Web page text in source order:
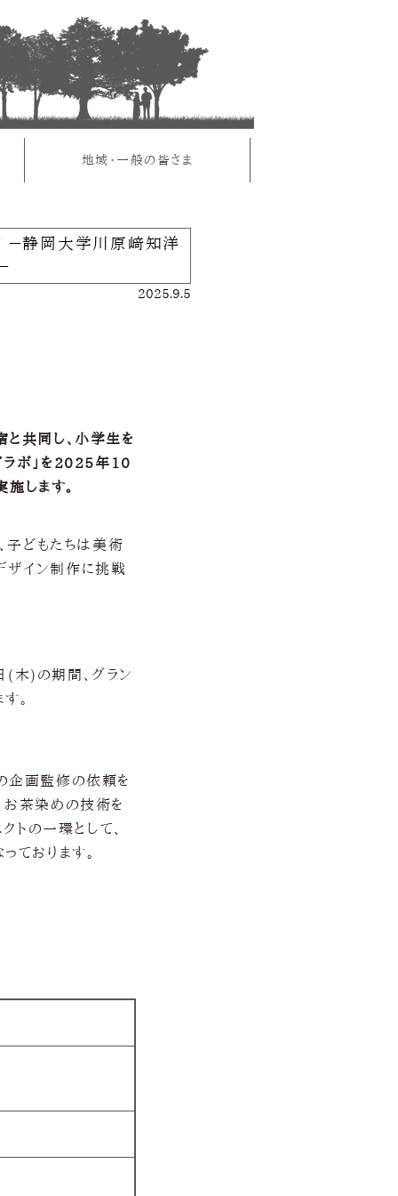
地域・一般の皆さま
－静岡大学川原﨑知洋
2025.9.5
共同し、小学生を
ラボ」を2025年10
します。
子どもたちは美術
ザイン制作に挑戦
木)の期間、グラン
。
企画監修の依頼を
お茶染めの技術を
の一環として、
ております。